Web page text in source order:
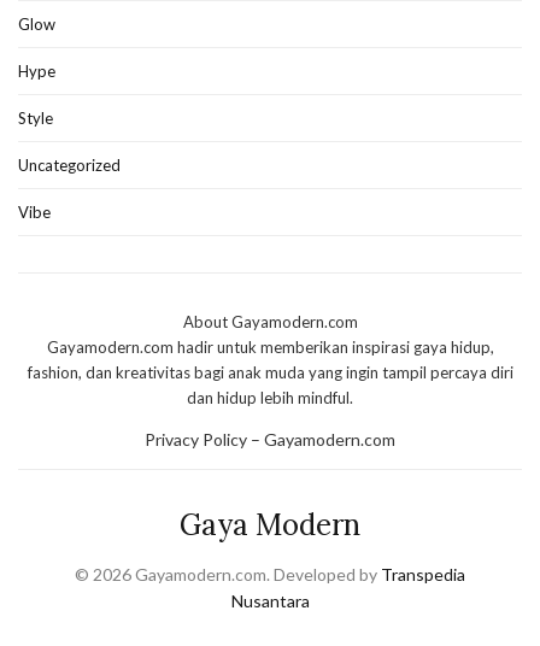
Glow
Hype
Style
Uncategorized
Vibe
About Gayamodern.com
Gayamodern.com hadir untuk memberikan inspirasi gaya hidup,
fashion, dan kreativitas bagi anak muda yang ingin tampil percaya diri
dan hidup lebih mindful.
Privacy Policy – Gayamodern.com
Gaya Modern
© 2026 Gayamodern.com. Developed by Transpedia
Nusantara